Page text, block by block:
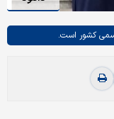
رسمی کشور است.